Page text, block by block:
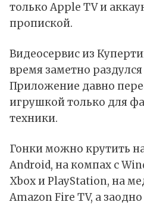
только Apple TV и
пропиской.
Видеосервис из
время заметно
Приложение давно
игрушкой только для
техники.
Гонки можно крутить
Android, на компах с
Xbox и PlayStation, на
Amazon Fire TV, а